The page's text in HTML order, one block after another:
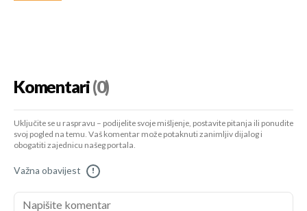
Komentari(0)
Uključite se u raspravu – podijelite svoje mišljenje, postavite pitanja ili ponudite
svoj pogled na temu. Vaš komentar može potaknuti zanimljiv dijalog i
obogatiti zajednicu našeg portala.
Važna obavijest !